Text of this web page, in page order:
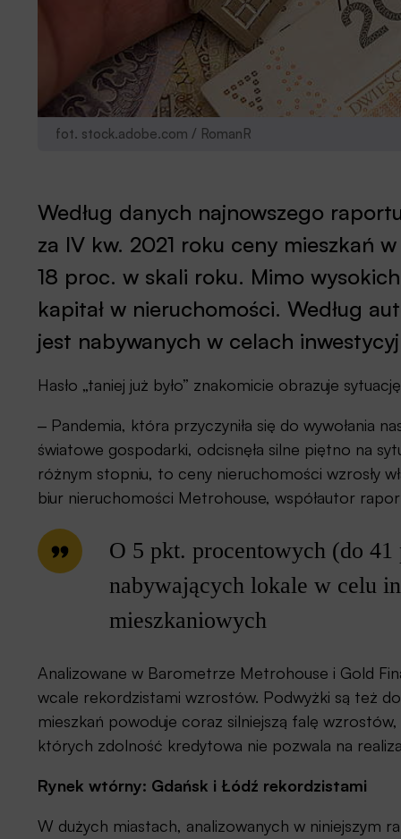
fot. stock.adobe.com / RomanR
Według danych najnowszego
za IV kw. 2021 roku ceny mieszkań
18 proc. w skali roku. Mimo
kapitał w nieruchomości. Według
jest nabywanych w celach
Hasło „taniej już było” znakomicie obrazuje
‒ Pandemia, która przyczyniła się do wywołania
światowe gospodarki, odcisnęła silne piętno na
różnym stopniu, to ceny nieruchomości wzrosły
biur nieruchomości Metrohouse, współautor
O 5 pkt. procentowych (do 41
nabywających lokale w celu
mieszkaniowych
Analizowane w Barometrze Metrohouse i Gold
wcale rekordzistami wzrostów. Podwyżki są też
mieszkań powoduje coraz silniejszą falę
których zdolność kredytowa nie pozwala na
Rynek wtórny: Gdańsk i Łódź rekordzistami
W dużych miastach, analizowanych w niniejszym